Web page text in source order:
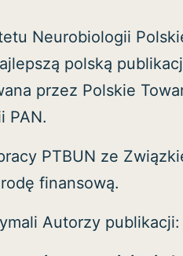
Neurobiologii
polską
przez Polskie
PAN.
PTBUN ze
finansową.
Autorzy publikacji: